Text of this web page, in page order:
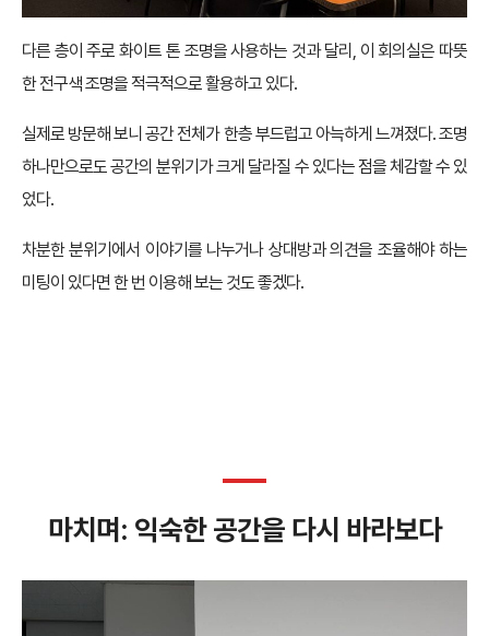
다른 층이 주로 화이트 톤 조명을 사용하는 것과 달리, 이 회의실은 따뜻
한 전구색 조명을 적극적으로 활용하고 있다.
실제로 방문해 보니 공간 전체가 한층 부드럽고 아늑하게 느껴졌다. 조명
하나만으로도 공간의 분위기가 크게 달라질 수 있다는 점을 체감할 수 있
었다.
차분한 분위기에서 이야기를 나누거나 상대방과 의견을 조율해야 하는
미팅이 있다면 한 번 이용해 보는 것도 좋겠다.
마치며: 익숙한 공간을 다시 바라보다